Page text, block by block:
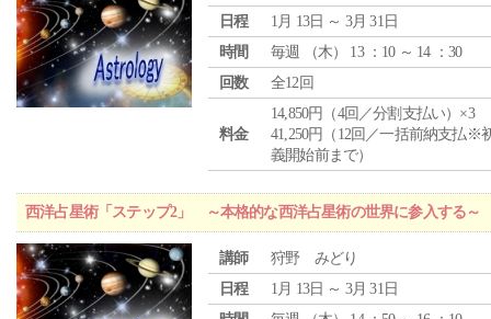
日程
1月 13日 ～ 3月 31日
時間
毎週 （木） 13 ：10 ～ 14 ：30
回数
全12回
料金
14,850円（4回／分割支払い）×3
41,250円（12回／一括前納支払※
義開始前まで）
西洋占星術「ステップ2」 ～本格的な西洋占星術の世界に参入する～
講師
狩野 みどり
日程
1月 13日 ～ 3月 31日